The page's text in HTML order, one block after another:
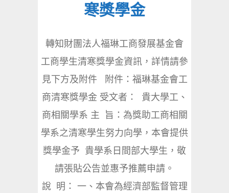
寒獎學金
轉知財團法人福琳工商發展基金會
工商學生清寒獎學金資訊，詳情請參
見下方及附件 附件：福琳基金會工
商清寒獎學金 受文者： 貴大學工、
商相關學系 主 旨：為獎助工商相關
學系之清寒學生努力向學，本會提供
獎學金予 貴學系日間部大學生，敬
請張貼公告並惠予推薦申請。
說 明： 一、本會為經濟部監督管理